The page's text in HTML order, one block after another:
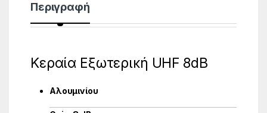
Περιγραφή
Κεραία Εξωτερική UHF 8dB
Αλουμινίου